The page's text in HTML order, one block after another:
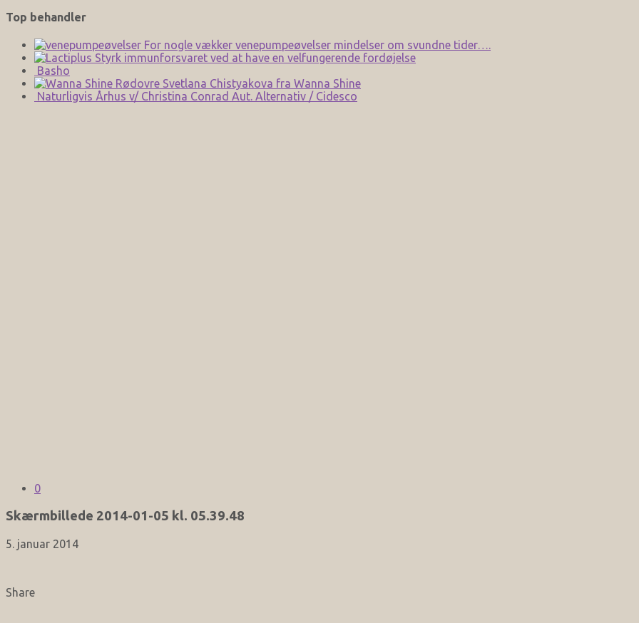
Top behandler
For nogle vækker venepumpeøvelser mindelser om svundne tider….
Styrk immunforsvaret ved at have en velfungerende fordøjelse
Basho
Svetlana Chistyakova fra Wanna Shine
Naturligvis Århus v/ Christina Conrad Aut. Alternativ / Cidesco
0
Skærmbillede 2014-01-05 kl. 05.39.48
5. januar 2014
Share